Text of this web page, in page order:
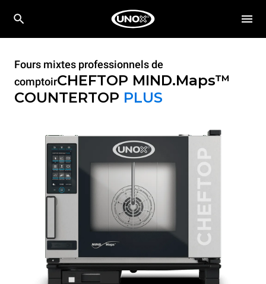
Fours mixtes professionnels de
comptoirCHEFTOP MIND.Maps™
COUNTERTOP PLUS